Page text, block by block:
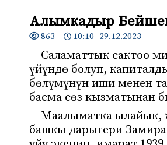
Алымкадыр
863 10:10 29.12.2023
Саламаттык сактоо
үйүндө болуп,
бөлүмүнүн иши менен
басма сөз кызматынан
Маалыматка ылайык,
башкы дарыгери